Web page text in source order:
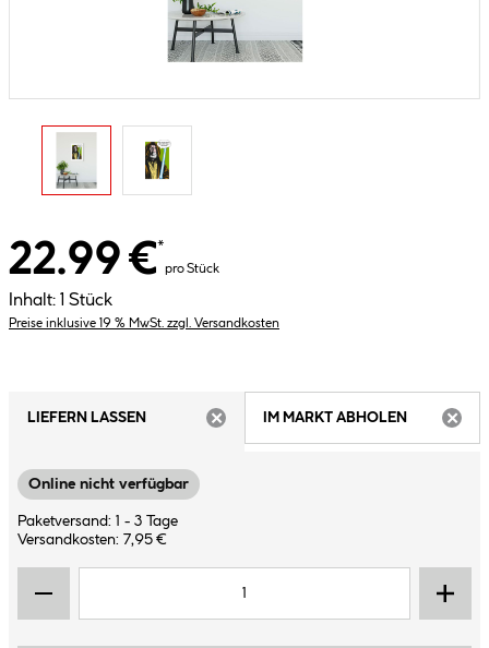
22.99 €*
pro Stück
Inhalt: 1 Stück
Preise inklusive 19 % MwSt. zzgl. Versandkosten
LIEFERN LASSEN
IM MARKT ABHOLEN
Online nicht verfügbar
Paketversand: 1 - 3 Tage
Versandkosten: 7,95 €